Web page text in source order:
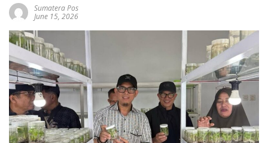
Sumatera Pos
June 15, 2026